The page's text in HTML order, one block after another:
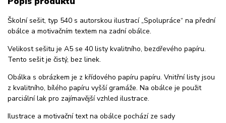
Školní sešit, typ 540 s autorskou ilustrací „Spolupráce“ na přední
obálce a motivačním textem na zadní obálce.
Velikost sešitu je A5 se 40 listy kvalitního, bezdřevého papíru.
Tento sešit je čistý, bez linek.
Obálka s obrázkem je z křídového papíru papíru. Vnitřní listy jsou
z kvalitního, bílého papíru vyšší gramáže. Na obálce je použit
parciální lak pro zajímavější vzhled ilustrace.
Ilustrace a motivační text na obálce pochází ze sady